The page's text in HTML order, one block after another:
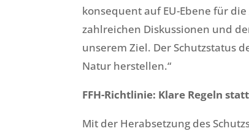
konsequent auf EU-Ebene für
zahlreichen Diskussionen und
unserem Ziel. Der Schutzstatus
Natur herstellen.“
FFH-Richtlinie: Klare Regeln
Mit der Herabsetzung des